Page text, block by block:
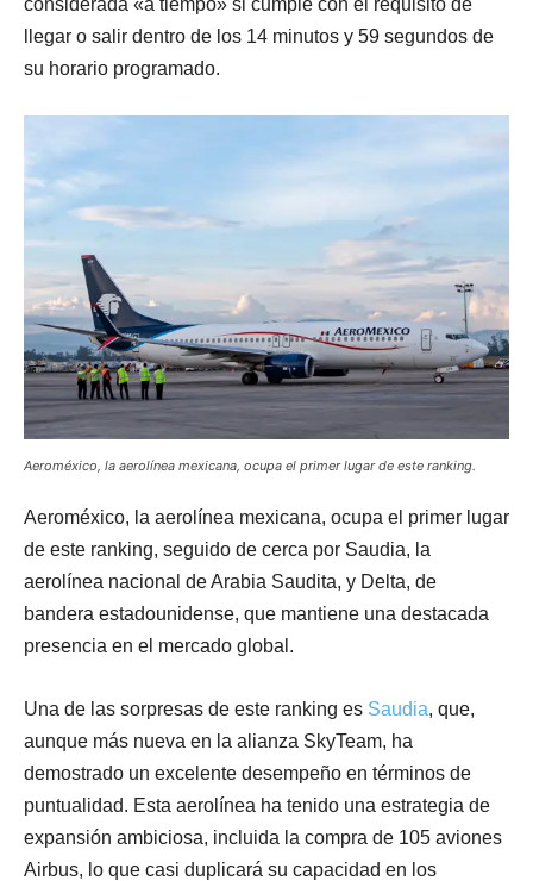
llegar o salir dentro de los 14 minutos y 59 segundos de
su horario programado.
Aeroméxico, la aerolínea mexicana, ocupa el primer lugar de este ranking.
Aeroméxico, la aerolínea mexicana, ocupa el primer lugar
de este ranking, seguido de cerca por Saudia, la
aerolínea nacional de Arabia Saudita, y Delta, de
bandera estadounidense, que mantiene una destacada
presencia en el mercado global.
Una de las sorpresas de este ranking es Saudia, que,
aunque más nueva en la alianza SkyTeam, ha
demostrado un excelente desempeño en términos de
puntualidad. Esta aerolínea ha tenido una estrategia de
expansión ambiciosa, incluida la compra de 105 aviones
Airbus, lo que casi duplicará su capacidad en los